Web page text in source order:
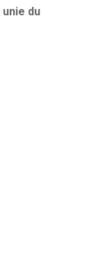
du